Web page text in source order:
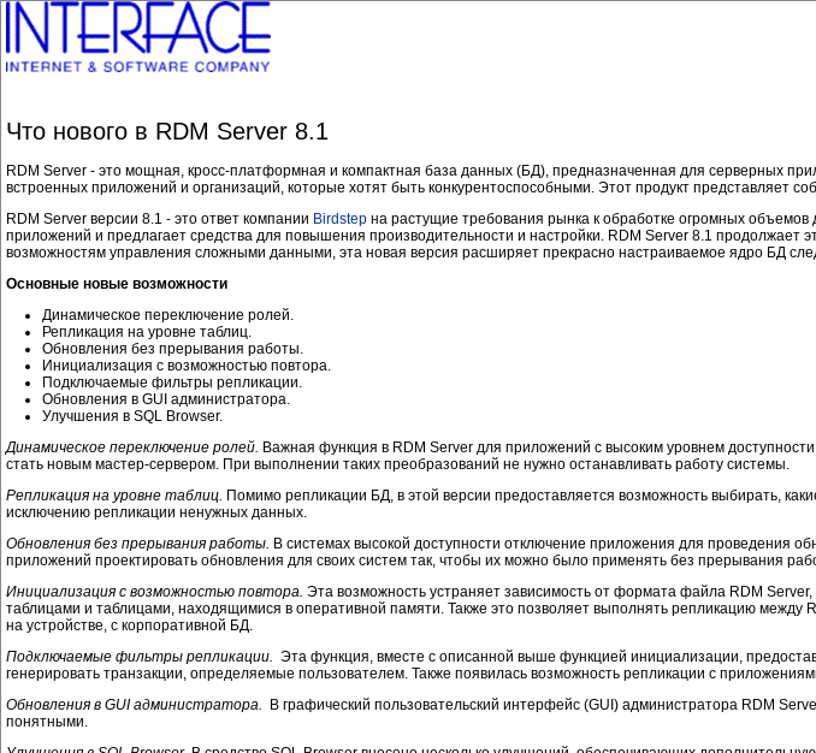
Что нового в RDM Server 8.1
RDM Server - это мощная, кросс-платформная и компактная база данных (БД), предназначенная для серверных
встроенных приложений и организаций, которые хотят быть конкурентоспособными. Этот продукт
RDM Server версии 8.1 - это ответ компании Birdstep на растущие требования рынка к обработке огромных
приложений и предлагает средства для повышения производительности и настройки. RDM Server 8.1
возможностям управления сложными данными, эта новая версия расширяет прекрасно настраиваемое ядро БД
Основные новые возможности
Динамическое переключение ролей.
Репликация на уровне таблиц.
Обновления без прерывания работы.
Инициализация с возможностью повтора.
Подключаемые фильтры репликации.
Обновления в GUI администратора.
Улучшения в SQL Browser.
Динамическое переключение ролей. Важная функция в RDM Server для приложений с высоким уровнем
стать новым мастер-сервером. При выполнении таких преобразований не нужно останавливать работу системы.
Репликация на уровне таблиц. Помимо репликации БД, в этой версии предоставляется возможность выбирать,
исключению репликации ненужных данных.
Обновления без прерывания работы. В системах высокой доступности отключение приложения для проведения
приложений проектировать обновления для своих систем так, чтобы их можно было применять без прерывания
Инициализация с возможностью повтора. Эта возможность устраняет зависимость от формата файла RDM
таблицами и таблицами, находящимися в оперативной памяти. Также это позволяет выполнять репликацию
на устройстве, с корпоративной БД.
Подключаемые фильтры репликации.
Эта функция, вместе с описанной выше функцией инициализации,
генерировать транзакции, определяемые пользователем. Также появилась возможность репликации с
Обновления в GUI администратора.
В графический пользовательский интерфейс (GUI) администратора RDM
понятными.